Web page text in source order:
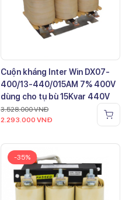
Cuộn kháng Inter Win DX07-
400/13-440/015AM 7% 400V
dùng cho tụ bù 15Kvar 440V
3.528.000VNĐ
2.293.000 VNĐ
-35%